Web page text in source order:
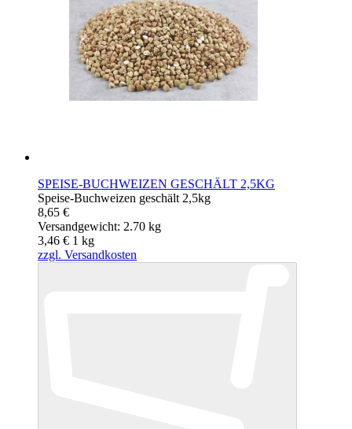
SPEISE-BUCHWEIZEN GESCHÄLT 2,5KG
Speise-Buchweizen geschält 2,5kg
8,65 €
Versandgewicht: 2.70 kg
3,46 € 1 kg
zzgl. Versandkosten